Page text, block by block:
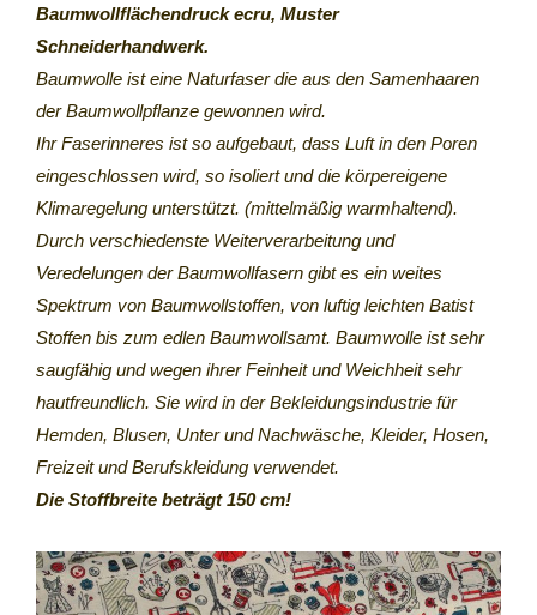
Baumwollflächendruck ecru, Muster
Schneiderhandwerk.
Baumwolle ist eine Naturfaser die aus den Samenhaaren
der Baumwollpflanze gewonnen wird.
Ihr Faserinneres ist so aufgebaut, dass Luft in den Poren
eingeschlossen wird, so isoliert und die körpereigene
Klimaregelung unterstützt. (mittelmäßig warmhaltend).
Durch verschiedenste Weiterverarbeitung und
Veredelungen der Baumwollfasern gibt es ein weites
Spektrum von Baumwollstoffen, von luftig leichten Batist
Stoffen bis zum edlen Baumwollsamt. Baumwolle ist sehr
saugfähig und wegen ihrer Feinheit und Weichheit sehr
hautfreundlich. Sie wird in der Bekleidungsindustrie für
Hemden, Blusen, Unter und Nachwäsche, Kleider, Hosen,
Freizeit und Berufskleidung verwendet.
Die Stoffbreite beträgt 150 cm!